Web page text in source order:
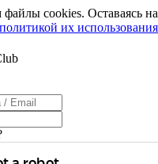
cookies. Оставаясь
политикой их использования